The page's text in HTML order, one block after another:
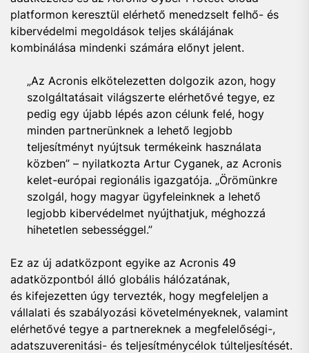
platformon keresztül elérhető menedzselt felhő- és
kibervédelmi megoldások teljes skálájának
kombinálása mindenki számára előnyt jelent.
„Az Acronis elkötelezetten dolgozik azon, hogy
szolgáltatásait világszerte elérhetővé tegye, ez
pedig egy újabb lépés azon célunk felé, hogy
minden partnerünknek a lehető legjobb
teljesítményt nyújtsuk termékeink használata
közben” – nyilatkozta Artur Cyganek, az Acronis
kelet-európai regionális igazgatója. „Örömünkre
szolgál, hogy magyar ügyfeleinknek a lehető
legjobb kibervédelmet nyújthatjuk, méghozzá
hihetetlen sebességgel.”
Ez az új adatközpont egyike az Acronis 49
adatközpontból álló globális hálózatának,
és kifejezetten úgy tervezték, hogy megfeleljen a
vállalati és szabályozási követelményeknek, valamint
elérhetővé tegye a partnereknek a megfelelőségi-,
adatszuverenitási- és teljesítménycélok túlteljesítését.